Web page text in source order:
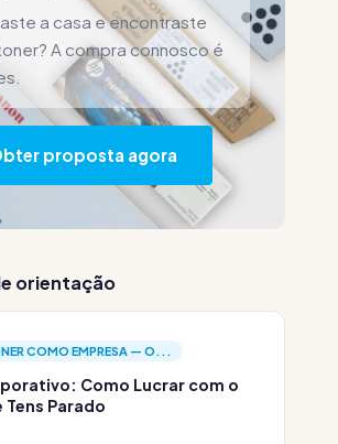
a casa e encontraste
A compra connosco é
proposta agora
orientação
COMO EMPRESA — O...
Como Lucrar com o
Parado